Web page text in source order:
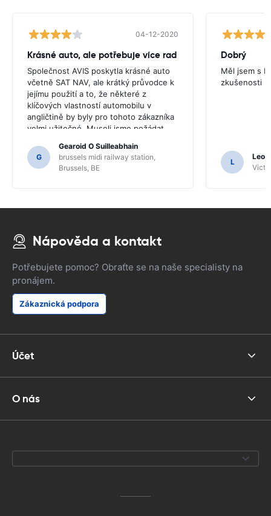
04-12-2020
Krásné auto, ale potřebuje více rad
Společnost AVIS poskytla krásné auto
včetně SAT NAV, ale krátký průvodce k
jejímu použití a to, že některé z
klíčových vlastností automobilu v
angličtině by byly pro tohoto zákazníka
velmi užitečné. Museli jsme požádat
pouze kvůli tomu, že jsme možná
nevěřili funkcí SAT NAV.
G
Gearoid O Suilleabhain
brussels midi railway station,
Brussels, BE
Dobrý
Měl jsem s
zkušenosti
L
Nápověda a kontakt
Potřebujete pomoc? Obraťte se na naše specialisty na
pronájem.
Zákaznická podpora
Účet
O nás